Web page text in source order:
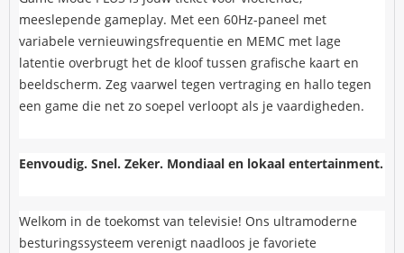
meeslepende gameplay. Met een 60Hz-paneel met
variabele vernieuwingsfrequentie en MEMC met lage
latentie overbrugt het de kloof tussen grafische kaart en
beeldscherm. Zeg vaarwel tegen vertraging en hallo tegen
een game die net zo soepel verloopt als je vaardigheden.
Eenvoudig. Snel. Zeker. Mondiaal en lokaal entertainment.
Welkom in de toekomst van televisie! Ons ultramoderne
besturingssysteem verenigt naadloos je favoriete